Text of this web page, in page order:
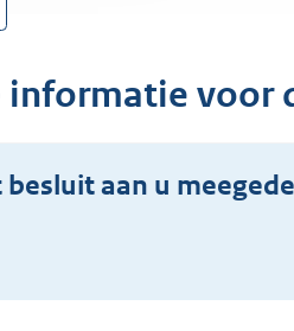
informatie voor
aan u